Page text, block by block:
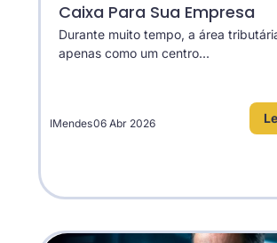
Caixa Para Sua Empresa
Durante muito tempo, a área
apenas como um centro...
IMendes06 Abr 2026